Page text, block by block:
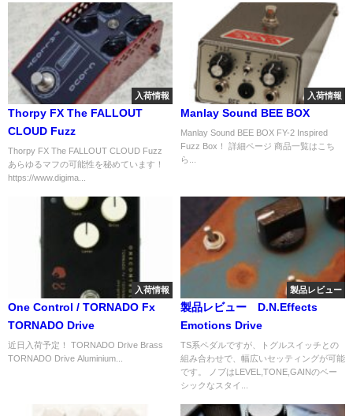
入荷情報
Thorpy FX The FALLOUT
CLOUD Fuzz
Thorpy FX The FALLOUT CLOUD Fuzz
あらゆるマフの可能性を秘めています！
https://www.digima...
入荷情報
Manlay Sound BEE BOX
Manlay Sound BEE BOX FY-2 Inspired
Fuzz Box！ 詳細ページ 商品一覧はこち
ら...
入荷情報
One Control / TORNADO Fx
TORNADO Drive
近日入荷予定！ TORNADO Drive Brass
TORNADO Drive Aluminium...
製品レビュー
製品レビュー D.N.Effects
Emotions Drive
TS系ペダルですが、トグルスイッチとの
組み合わせで、幅広いセッティングが可能
です。 ノブはLEVEL,TONE,GAINのベー
シックなスタイ...